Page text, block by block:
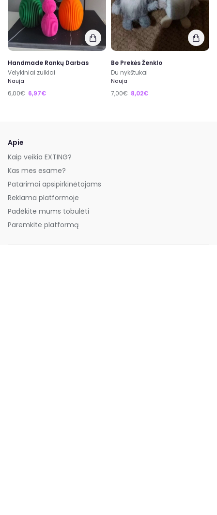
Handmade Rankų Darbas
Velykiniai zuikiai
Nauja
6,00€ 6,97€
Be Prekės Ženklo
Du nykštukai
Nauja
7,00€ 8,02€
Apie
Kaip veikia EXTING?
Kas mes esame?
Patarimai apsipirkinėtojams
Reklama platformoje
Padėkite mums tobulėti
Paremkite platformą